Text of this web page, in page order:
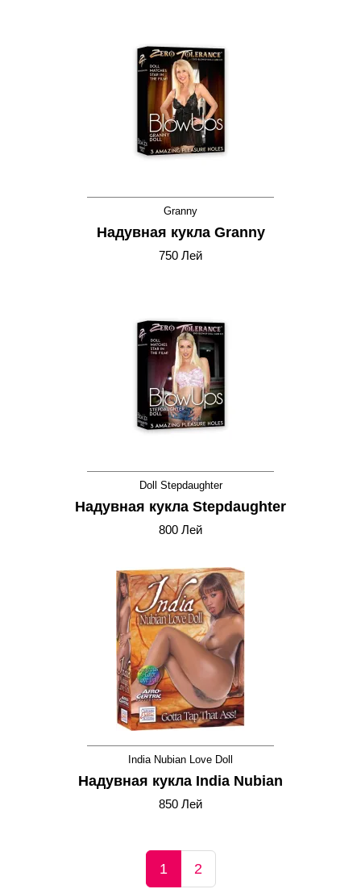
Granny
Надувная кукла Granny
750 Лей
Doll Stepdaughter
Надувная кукла Stepdaughter
800 Лей
India Nubian Love Doll
Надувная кукла India Nubian
850 Лей
1 2